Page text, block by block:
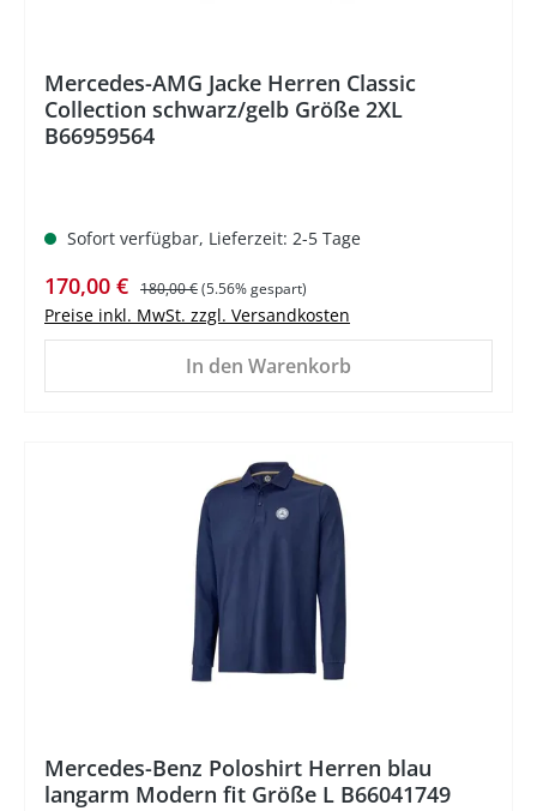
Mercedes-AMG Jacke Herren Classic
Collection schwarz/gelb Größe 2XL
B66959564
Sofort verfügbar, Lieferzeit: 2-5 Tage
Verkaufspreis:
170,00 € Regulärer Preis:
180,00 €(5.56% gespart)
Preise inkl. MwSt. zzgl. Versandkosten
In den Warenkorb
Mercedes-Benz Poloshirt Herren blau
langarm Modern fit Größe L B66041749